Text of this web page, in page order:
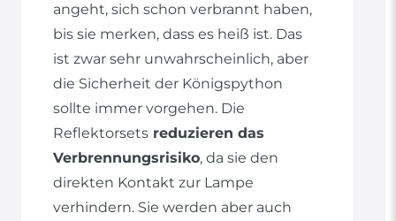
angeht, sich schon verbrannt haben,
bis sie merken, dass es heiß ist. Das
ist zwar sehr unwahrscheinlich, aber
die Sicherheit der Königspython
sollte immer vorgehen. Die
Reflektorsets reduzieren das
Verbrennungsrisiko, da sie den
direkten Kontakt zur Lampe
verhindern. Sie werden aber auch